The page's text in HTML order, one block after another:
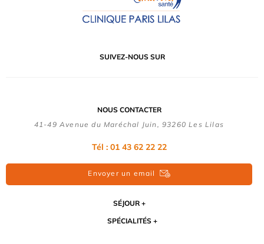
SUIVEZ-NOUS SUR
NOUS CONTACTER
41-49 Avenue du Maréchal Juin, 93260 Les Lilas
Tél : 01 43 62 22 22
Envoyer un email
SÉJOUR
SPÉCIALITÉS